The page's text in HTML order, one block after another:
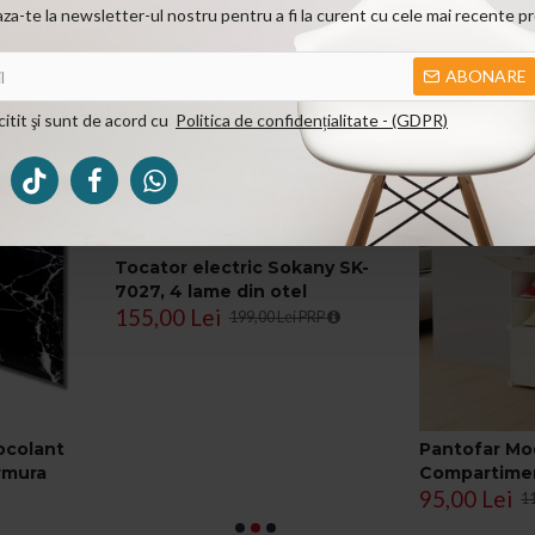
te la newsletter-ul nostru pentru a fi la curent cu cele mai recente
ABONARE
şi sunt de acord cu Politica de confidențialitate - (GDPR)
Produse cumparate frecvent
Tocator electric Sokany SK-
7027, 4 lame din otel
inoxidabil de inalta calitate,
155,00 Lei 199,00 Lei PRP
Pantofar
95,00 Lei